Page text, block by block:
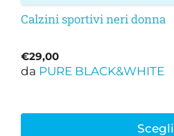
Calzini sportivi neri donna
€29,00
da PURE BLACK&WHITE
Scegli